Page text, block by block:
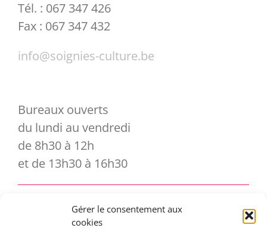
Gérer le consentement aux
cookies
Tél. : 067 347 426
Fax : 067 347 432
info@soignies-culture.be
Bureaux ouverts
du lundi au vendredi
de 8h30 à 12h
et de 13h30 à 16h30
Vous souhaitez vous abonner à notre